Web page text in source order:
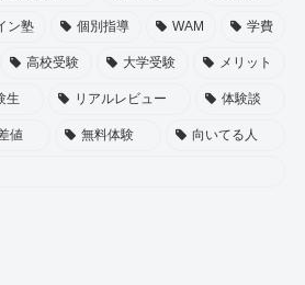
ン塾 個別指導 WAM 学費
高校受験 大学受験 メリット
生 リアルレビュー 体験談
値 無料体験 向いてる人